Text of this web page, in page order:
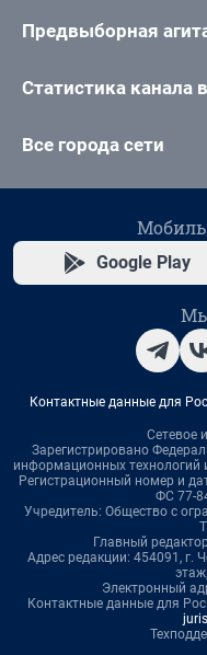
Предвыборная
Статистика канала
Все города сети
Google Play
Мы
Контактные данные для
Сетевое
Зарегистрировано
информационных
Регистрационный номер и
ФС 77-
Учредитель: Общество с
Главный
Адрес редакции: 454091, г.
Электронный
Контактные данные для